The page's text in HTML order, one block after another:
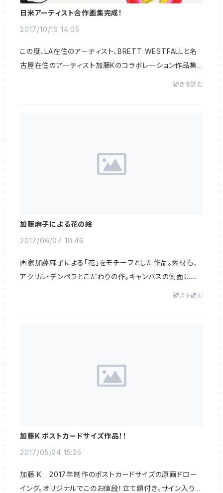
日米アーティスト合作画集完成！
2017/10/16 14:05
この度、LA在住のアーティスト、BRETT WESTFALLと名
古屋在住のアーティスト加藤Kのコラボレーション作品集
続きを読む
加藤麻子による花の絵
2017/06/07 10:46
画家加藤麻子による「花」をモチーフとした作品。素材も、
アクリル・テンペラとこだわりの作。キャンバスの側面にも、
続きを読む
加藤K ポストカードサイズ作品！！
2017/05/24 15:25
加藤 K 2017年制作のポストカードサイズの原画ドロー
イング。オリジナルでこのお値段！立て額付き。サイン入り。